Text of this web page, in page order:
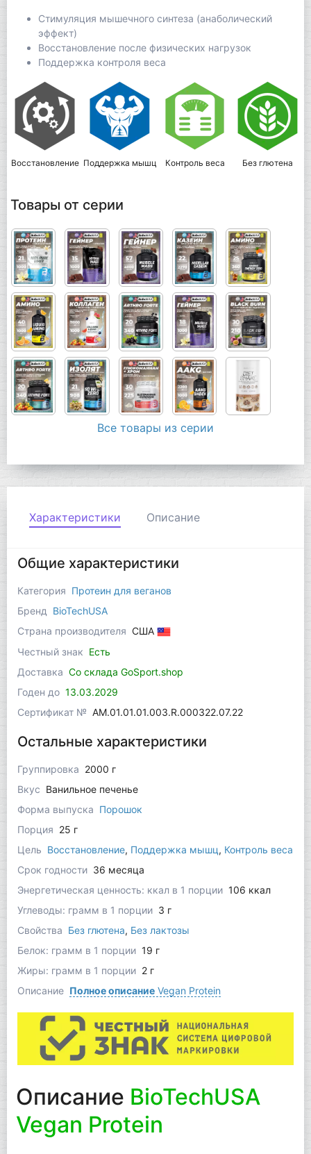
Стимуляция мышечного синтеза (анаболический
эффект)
Восстановление после физических нагрузок
Поддержка контроля веса
Восстановление Поддержка мышц Контроль веса Без глютена
Товары от серии
Все товары из серии
Характеристики Описание
Общие характеристики
Категория Протеин для веганов
Бренд
BioTechUSA
Страна производителя США
Честный знак Есть
Доставка Со склада GoSport.shop
Годен до 13.03.2029
Сертификат № AM.01.01.01.003.R.000322.07.22
Остальные характеристики
Группировка 2000 г
Вкус Ванильное печенье
Форма выпуска Порошок
Порция 25 г
Цель Восстановление, Поддержка мышц, Контроль веса
Срок годности 36 месяца
Энергетическая ценность: ккал в 1 порции 106 ккал
Углеводы: грамм в 1 порции 3 г
Свойства Без глютена, Без лактозы
Белок: грамм в 1 порции 19 г
Жиры: грамм в 1 порции 2 г
Описание Полное описаниеVegan Protein
Описание BioTechUSA
Vegan Protein